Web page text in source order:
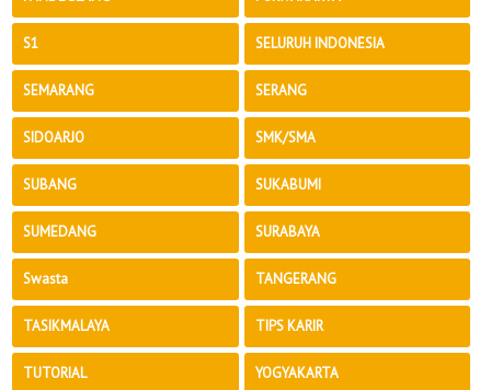
S1 SELURUH INDONESIA
SEMARANG SERANG
SIDOARJO SMK/SMA
SUBANG SUKABUMI
SUMEDANG SURABAYA
Swasta TANGERANG
TASIKMALAYA TIPS KARIR
TUTORIAL YOGYAKARTA